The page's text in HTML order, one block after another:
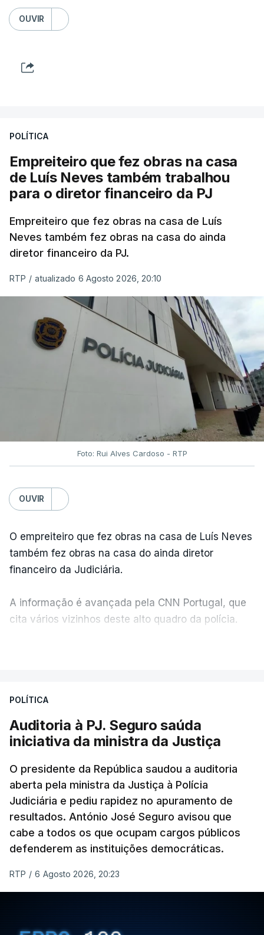
OUVIR
POLÍTICA
Empreiteiro que fez obras na casa
de Luís Neves também trabalhou
para o diretor financeiro da PJ
Empreiteiro que fez obras na casa de Luís
Neves também fez obras na casa do ainda
diretor financeiro da PJ.
RTP / atualizado 6 Agosto 2026, 20:10
Foto: Rui Alves Cardoso - RTP
OUVIR
O empreiteiro que fez obras na casa de Luís Neves
também fez obras na casa do ainda diretor
financeiro da Judiciária.
A informação é avançada pela CNN Portugal, que
cita vários vizinhos deste alto quadro da polícia.
apreendido numa operação de droga.
POLÍTICA
Auditoria à PJ. Seguro saúda
iniciativa da ministra da Justiça
O presidente da República saudou a auditoria
aberta pela ministra da Justiça à Polícia
Judiciária e pediu rapidez no apuramento de
resultados. António José Seguro avisou que
cabe a todos os que ocupam cargos públicos
defenderem as instituições democráticas.
RTP / 6 Agosto 2026, 20:23